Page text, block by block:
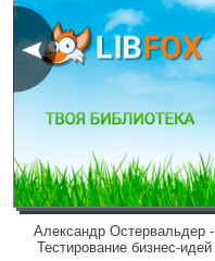
Александр Остервальдер -
Тестирование бизнес-идей